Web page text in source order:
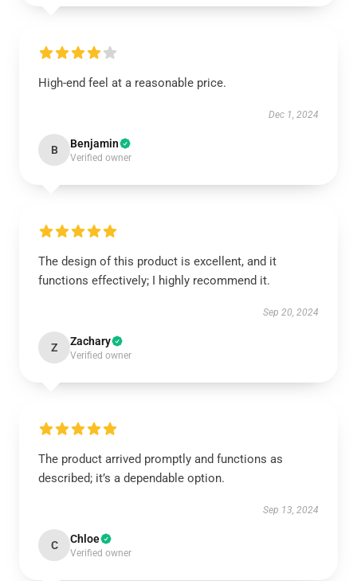
High-end feel at a reasonable price.
Dec 1, 2024
B Benjamin
Verified owner
The design of this product is excellent, and it
functions effectively; I highly recommend it.
Sep 20, 2024
Z Zachary
Verified owner
The product arrived promptly and functions as
described; it’s a dependable option.
Sep 13, 2024
C Chloe
Verified owner